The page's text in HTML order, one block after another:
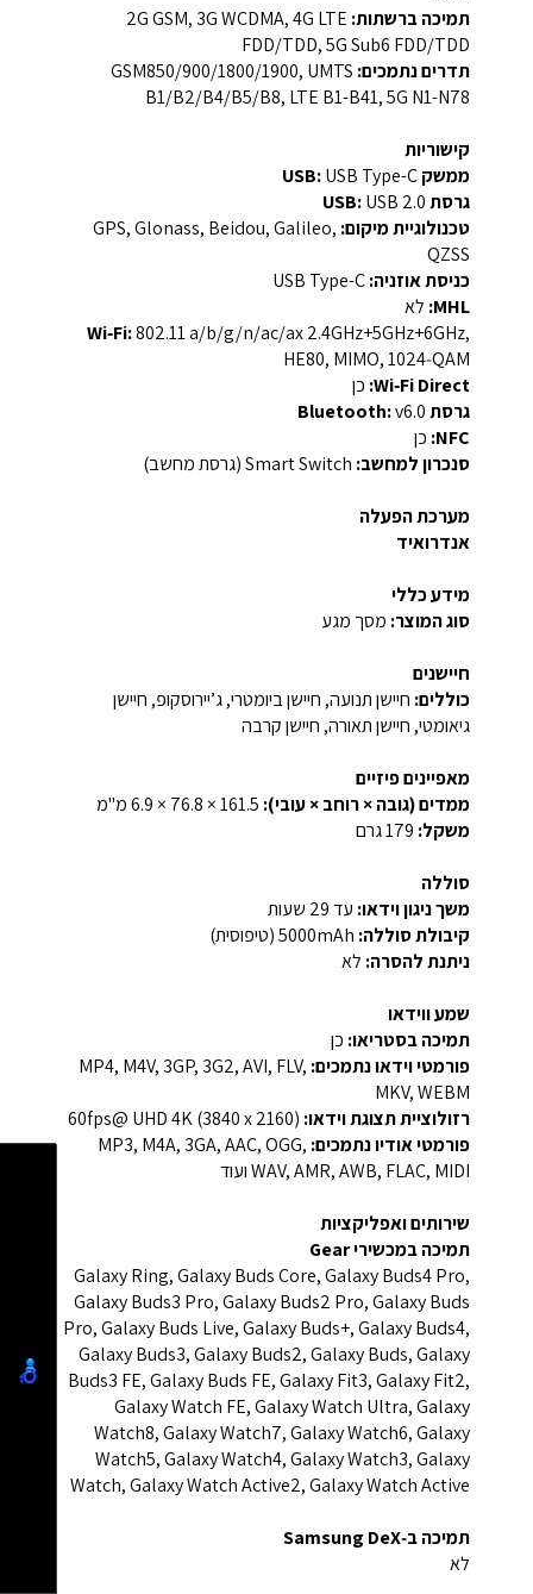
תמיכה ברשתות: 2G GSM, 3G WCDMA, 4G LTE
FDD/TDD, 5G Sub6 FDD/TDD
תדרים נתמכים: ‎GSM850/900/1800/1900, UMTS
B1/B2/B4/B5/B8, LTE B1-B41, 5G N1-N78‎
קישוריות
ממשק USB:USB Type-C
גרסת USB:USB 2.0
טכנולוגיית מיקום: GPS, Glonass, Beidou, Galileo,
QZSS
כניסת אוזניה:
MHL: לא
Wi‑Fi:‎802.11 a/b/g/n/ac/ax 2.4GHz+5GHz+6GHz,
HE80, MIMO, 1024‑QAM‎
Wi‑Fi Direct: כן
גרסת Bluetooth:‎v6.0‎
NFC: כן
סנכרון למחשב:
מערכת הפעלה
אנדרואיד
מידע כללי
סוג המוצר: מסך מגע
חיישנים
כוללים: חיישן תנועה, חיישן ביומטרי, ג’יירוסקופ, חיישן
גיאומטי, חיישן תאורה, חיישן קרבה
מאפיינים פיזיים
ממדים (גובה × רוחב × עובי):
משקל:
סוללה
משך ניגון וידאו: עד ‎29 שעות‎
קיבולת סוללה:
ניתנת להסרה: לא
שמע ווידאו
תמיכה בסטריאו: כן
פורמטי וידאו נתמכים: ‎MP4, M4V, 3GP, 3G2, AVI, FLV,
MKV, WEBM‎
רזולוציית תצוגת וידאו:
פורמטי אודיו נתמכים: ‎MP3, M4A, 3GA, AAC, OGG,
WAV, AMR, AWB, FLAC, MIDI ועוד‎
שירותים ואפליקציות
תמיכה במכשירי Gear
Galaxy Ring, Galaxy Buds Core, Galaxy Buds4 Pro,
Galaxy Buds3 Pro, Galaxy Buds2 Pro, Galaxy Buds
Pro, Galaxy Buds Live, Galaxy Buds+, Galaxy Buds4,
Galaxy Buds3, Galaxy Buds2, Galaxy Buds, Galaxy
Buds3 FE, Galaxy Buds FE, Galaxy Fit3, Galaxy Fit2,
Galaxy Watch FE, Galaxy Watch Ultra, Galaxy
Watch8, Galaxy Watch7, Galaxy Watch6, Galaxy
Watch5, Galaxy Watch4, Galaxy Watch3, Galaxy
Watch, Galaxy Watch Active2, Galaxy Watch Active
תמיכה ב‑Samsung DeX
לא